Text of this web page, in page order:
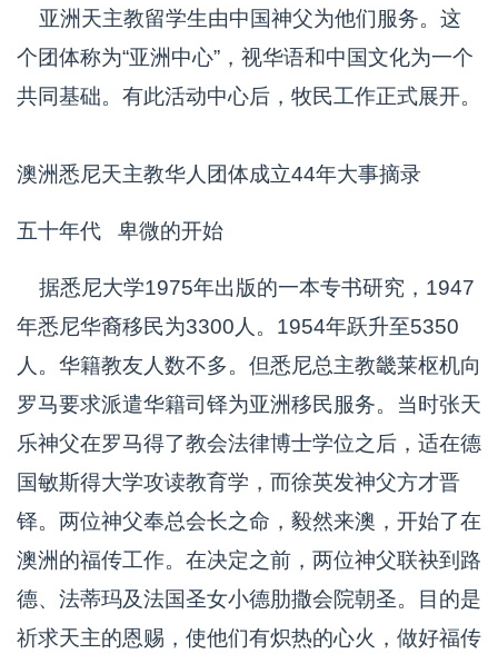
亚洲天主教留学生由中国神父为他们服务。这
个团体称为“亚洲中心”，视华语和中国文化为一个
共同基础。有此活动中心后，牧民工作正式展开。
澳洲悉尼天主教华人团体成立44年大事摘录
五十年代 卑微的开始
据悉尼大学1975年出版的一本专书研究，1947
年悉尼华裔移民为3300人。1954年跃升至5350
人。华籍教友人数不多。但悉尼总主教畿莱枢机向
罗马要求派遣华籍司铎为亚洲移民服务。当时张天
乐神父在罗马得了教会法律博士学位之后，适在德
国敏斯得大学攻读教育学，而徐英发神父方才晋
铎。两位神父奉总会长之命，毅然来澳，开始了在
澳洲的福传工作。在决定之前，两位神父联袂到路
德、法蒂玛及法国圣女小德肋撒会院朝圣。目的是
祈求天主的恩赐，使他们有炽热的心火，做好福传